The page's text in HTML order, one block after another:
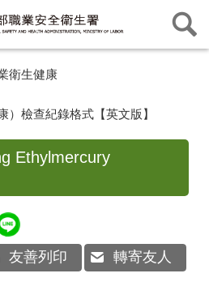
衛生健康
）檢查紀錄格式【英文版】
Ethylmercury
友善列印 轉寄友人